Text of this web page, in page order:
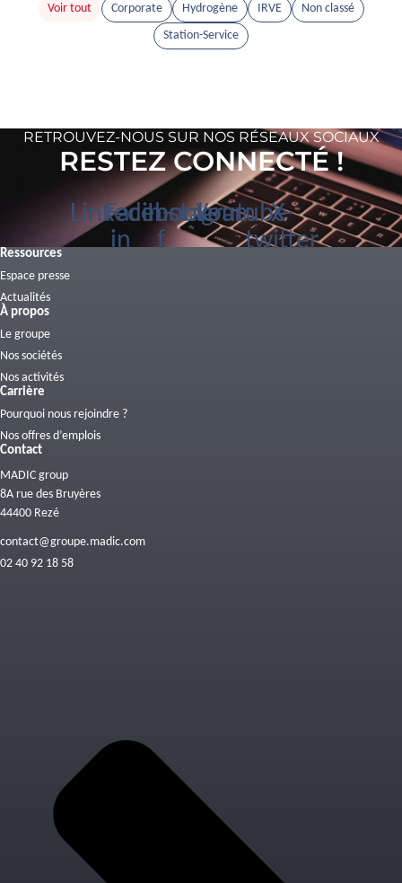
Corporate Hydrogène IRVE
Non classé
Station-Service
Voir tout
RETROUVEZ-NOUS SUR NOS RÉSEAUX SOCIAUX
RESTEZ CONNECTÉ !
Linkedin-
in
Facebook-
f
Instagram
Youtube
X-
twitter
Ressources
Espace presse
Actualités
À propos
Le groupe
Nos sociétés
Nos activités
Carrière
Pourquoi nous rejoindre ?
Nos offres d’emplois
Contact
MADIC group
8A rue des Bruyères
44400 Rezé
contact@groupe.madic.com
02 40 92 18 58